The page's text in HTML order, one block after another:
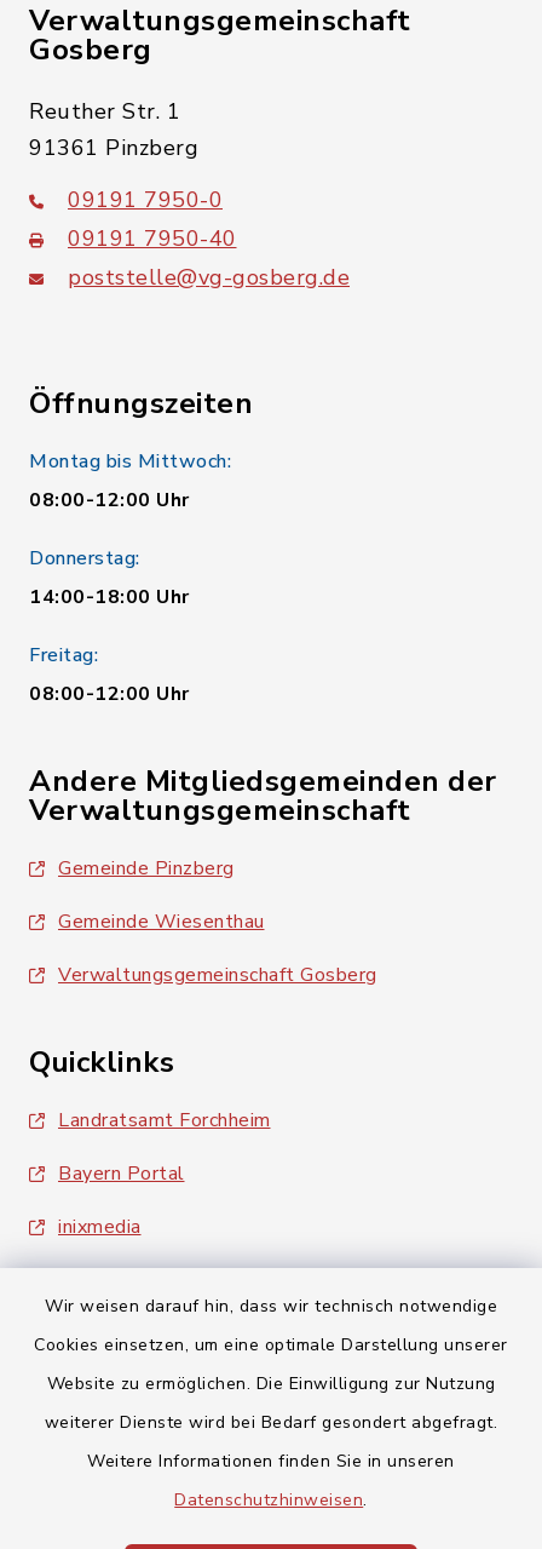
Wir weisen darauf hin, dass wir technisch notwendige
Cookies einsetzen, um eine optimale Darstellung unserer
Website zu ermöglichen. Die Einwilligung zur Nutzung
weiterer Dienste wird bei Bedarf gesondert abgefragt.
Weitere Informationen finden Sie in unseren
Datenschutzhinweisen.
Verwaltungsgemeinschaft
Gosberg
Reuther Str. 1
91361 Pinzberg
09191 7950-0
09191 7950-40
poststelle@vg-gosberg.de
Öffnungszeiten
Montag bis Mittwoch:
08:00-12:00 Uhr
Donnerstag:
14:00-18:00 Uhr
Freitag:
08:00-12:00 Uhr
Andere Mitgliedsgemeinden der
Verwaltungsgemeinschaft
Gemeinde Pinzberg
Gemeinde Wiesenthau
Verwaltungsgemeinschaft Gosberg
Quicklinks
Landratsamt Forchheim
Bayern Portal
inixmedia
Barrierefreiheit